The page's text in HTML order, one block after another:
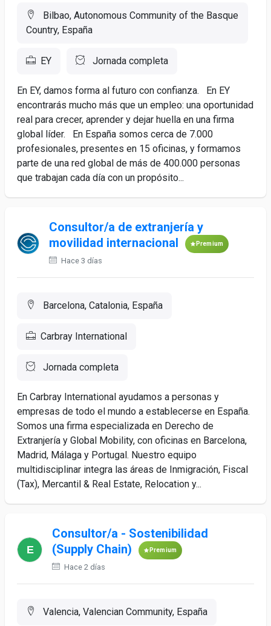
Bilbao, Autonomous Community of the Basque
Country, España
EY Jornada completa
En EY, damos forma al futuro con confianza. En EY
encontrarás mucho más que un empleo: una oportunidad
real para crecer, aprender y dejar huella en una firma
global líder. En España somos cerca de 7.000
profesionales, presentes en 15 oficinas, y formamos
parte de una red global de más de 400.000 personas
que trabajan cada día con un propósito...
Consultor/a de extranjería y
movilidad internacional
Premium
Hace 3 días
Barcelona, Catalonia, España
Carbray International
Jornada completa
En Carbray International ayudamos a personas y
empresas de todo el mundo a establecerse en España.
Somos una firma especializada en Derecho de
Extranjería y Global Mobility, con oficinas en Barcelona,
Madrid, Málaga y Portugal. Nuestro equipo
multidisciplinar integra las áreas de Inmigración, Fiscal
(Tax), Mercantil & Real Estate, Relocation y...
Consultor/a - Sostenibilidad
(Supply Chain)
Premium
Hace 2 días
Valencia, Valencian Community, España